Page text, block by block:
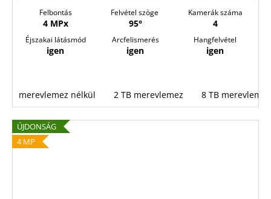
Felbontás
4 MPx
Felvétel szöge
95°
Kamerák száma
4
Éjszakai látásmód
igen
Arcfelismerés
igen
Hangfelvétel
igen
merevlemez nélkül 2 TB merevlemez 8 TB merevlemez
ÚJDONSÁG
4 MP